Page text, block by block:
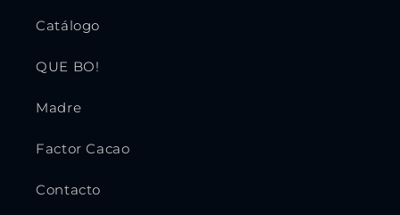
Catálogo
QUE BO!
Madre
Factor Cacao
Contacto